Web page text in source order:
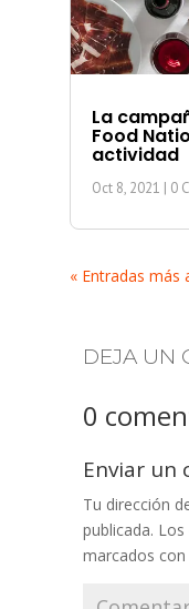
La
Food
actividad
Oct 8, 2021 | 0
« Entradas más
DEJA UN
0
Enviar un
Tu dirección
publicada.
marcados con